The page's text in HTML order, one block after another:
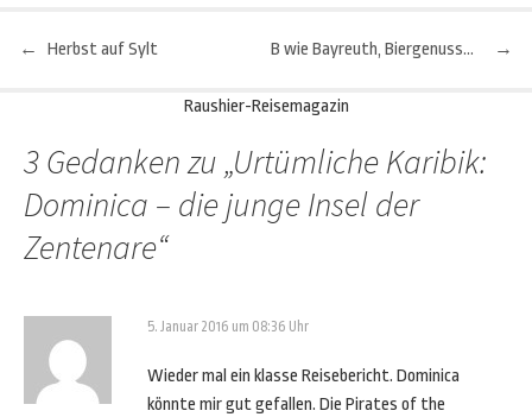
Beitragsnavigation
← Herbst auf Sylt →
B wie Bayreuth, Biergenuss und Brauereigeschichte
Raushier-Reisemagazin
3 Gedanken zu „Urtümliche Karibik:
Dominica – die junge Insel der
Zentenare“
5. Januar 2016 um 08:36 Uhr
Wieder mal ein klasse Reisebericht. Dominica
könnte mir gut gefallen. Die Pirates of the